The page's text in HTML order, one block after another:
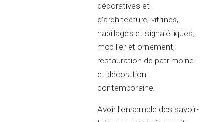
décoratives et
d’architecture, vitrines,
habillages et signalétiques,
mobilier et ornement,
restauration de patrimoine
et décoration
contemporaine.
Avoir l’ensemble des savoir-